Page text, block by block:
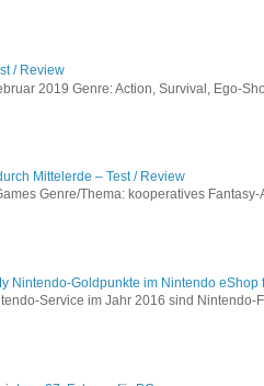
/ Review
2019 Genre: Action, Survival, Ego-
Mittelerde – Test / Review
Genre/Thema: kooperatives
Nintendo-Goldpunkte im Nintendo
Service im Jahr 2016 sind